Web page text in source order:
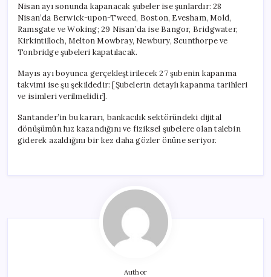
Nisan ayı sonunda kapanacak şubeler ise şunlardır: 28
Nisan’da Berwick-upon-Tweed, Boston, Evesham, Mold,
Ramsgate ve Woking; 29 Nisan’da ise Bangor, Bridgwater,
Kirkintilloch, Melton Mowbray, Newbury, Scunthorpe ve
Tonbridge şubeleri kapatılacak.
Mayıs ayı boyunca gerçekleştirilecek 27 şubenin kapanma
takvimi ise şu şekildedir: [Şubelerin detaylı kapanma tarihleri
ve isimleri verilmelidir].
Santander’in bu kararı, bankacılık sektöründeki dijital
dönüşümün hız kazandığını ve fiziksel şubelere olan talebin
giderek azaldığını bir kez daha gözler önüne seriyor.
Author